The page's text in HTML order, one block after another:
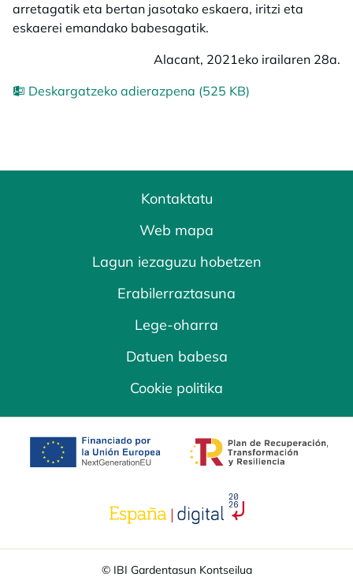
arretagatik eta bertan jasotako eskaera, iritzi eta
eskaerei emandako babesagatik.
Alacant, 2021eko irailaren 28a.
Deskargatzeko adierazpena (525 KB)
Kontaktatu
Web mapa
Lagun iezaguzu hobetzen
Erabilerraztasuna
Lege-oharra
Datuen babesa
Cookie politika
opens in a new tab opens in a new
opens in a new tab
© IBI Gardentasun Kontseilua